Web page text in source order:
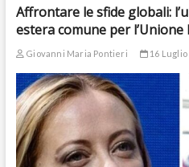
Affrontare le sfide globali:
estera comune per l’Unione
Giovanni Maria Pontieri 16 Luglio